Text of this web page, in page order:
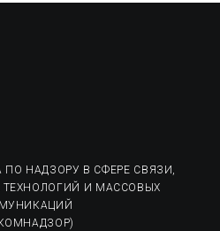
НАДЗОРУ В СФЕРЕ СВЯЗИ,
И МАССОВЫХ